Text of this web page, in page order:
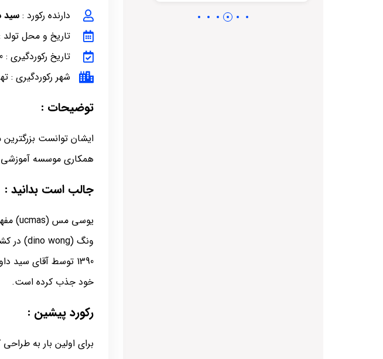
دارنده رکورد :سید
تاریخ و محل تولد : 1354 /
تاریخ رکوردگیری : 30 بهمن تا 1 اسفند 1399
شهر رکوردگیری :
توضیحات :
همکاری موسسه آموزشی
جالب است بدانید :
1390 توسط آقای
خود جذب کرده است.
رکورد پیشین :
برای اولین بار به